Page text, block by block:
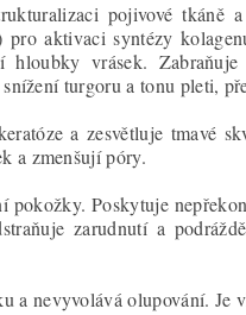
pojivové
pro aktivaci syntézy
vrásek.
turgoru a tonu pleti,
a zesvětluje tmavé
a zmenšují póry.
pokožky. Poskytuje
zarudnutí a
a nevyvolává olupování. Je